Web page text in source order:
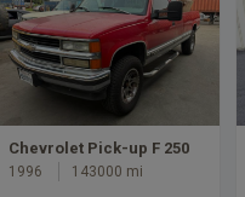
Chevrolet Pick-up F 250
1996 143000 mi